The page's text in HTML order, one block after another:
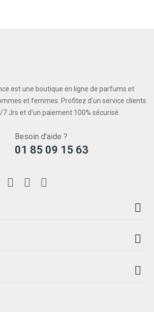
est une boutique en ligne de parfums et
et femmes. Profitez d'un service clients
7 Jrs et d'un paiement 100% sécurisé
Besoin d'aide ?
01 85 09 15 63


